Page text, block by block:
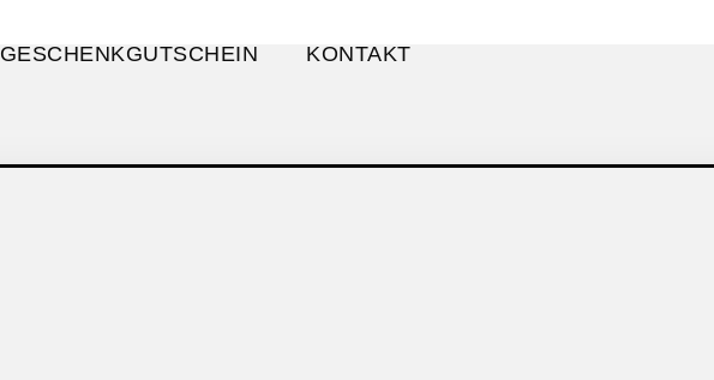
GESCHENKGUTSCHEIN
KONTAKT